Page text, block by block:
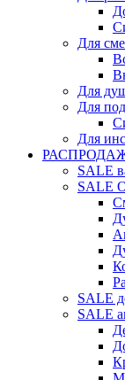
Для
Для
Для
Для
SALE
SALE
SALE
SALE